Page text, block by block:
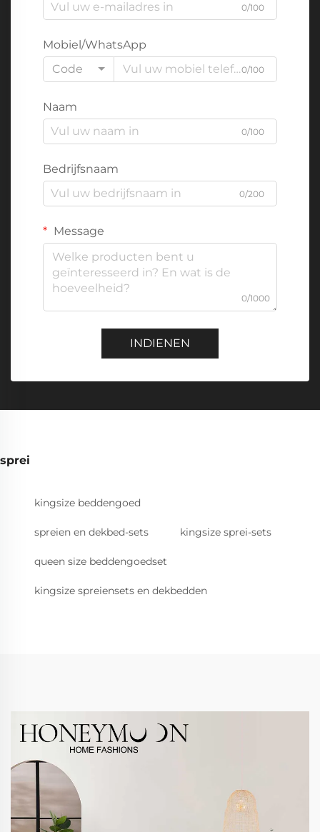
0/100
Mobiel/WhatsApp
Code
0/100
Naam
0/100
Bedrijfsnaam
0/200
Message
0/1000
INDIENEN
sprei
kingsize beddengoed
spreien en dekbed-sets kingsize sprei-sets
queen size beddengoedset
kingsize spreiensets en dekbedden